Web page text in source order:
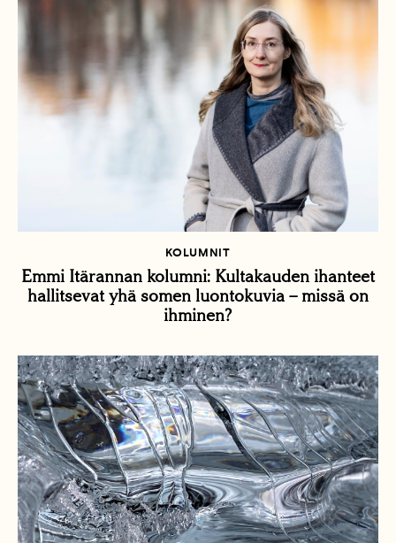
KOLUMNIT
Emmi Itärannan kolumni: Kultakauden ihanteet
hallitsevat yhä somen luontokuvia – missä on
ihminen?